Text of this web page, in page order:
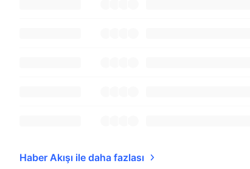
Haber Akışı ile daha fazlası